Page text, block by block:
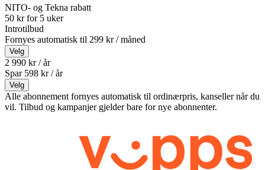
NITO- og Tekna rabatt
50 kr for 5 uker
Introtilbud
Fornyes automatisk til 299 kr / måned
Velg
2 990 kr / år
Spar 598 kr /år
Velg
Alle abonnement fornyes automatisk til ordinærpris, kanseller når du
vil. Tilbud og kampanjer gjelder bare for nye abonnenter.